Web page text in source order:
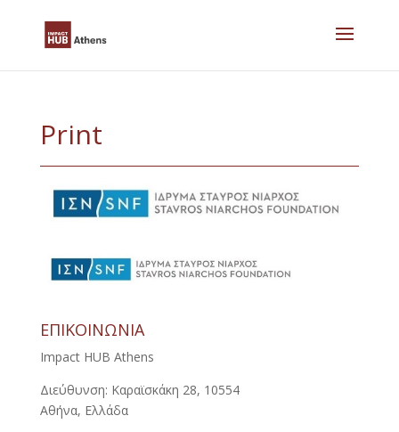
Print
ΕΠΙΚΟΙΝΩΝΙΑ
Impact HUB Athens
Διεύθυνση: Καραϊσκάκη 28, 10554
Αθήνα, Ελλάδα